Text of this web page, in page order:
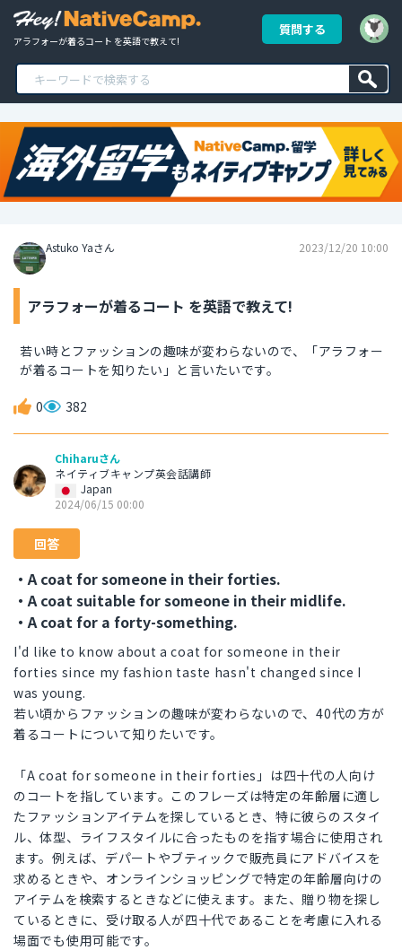
アラフォーが着るコート を英語で教えて!
質問する
Astuko Yaさん 2023/12/20 10:00
アラフォーが着るコート を英語で教えて!
若い時とファッションの趣味が変わらないので、「アラフォー
が着るコートを知りたい」と言いたいです。
0 382
Chiharuさん
ネイティブキャンプ英会話講師
Japan
2024/06/15 00:00
回答
・A coat for someone in their forties.
・A coat suitable for someone in their midlife.
・A coat for a forty-something.
I'd like to know about a coat for someone in their
forties since my fashion taste hasn't changed since I
was young.
若い頃からファッションの趣味が変わらないので、40代の方が
着るコートについて知りたいです。
「A coat for someone in their forties」は四十代の人向け
のコートを指しています。このフレーズは特定の年齢層に適し
たファッションアイテムを探しているとき、特に彼らのスタイ
ル、体型、ライフスタイルに合ったものを指す場合に使用され
ます。例えば、デパートやブティックで販売員にアドバイスを
求めるときや、オンラインショッピングで特定の年齢層向けの
アイテムを検索するときなどに使えます。また、贈り物を探し
ているときに、受け取る人が四十代であることを考慮に入れる
場面でも使用可能です。